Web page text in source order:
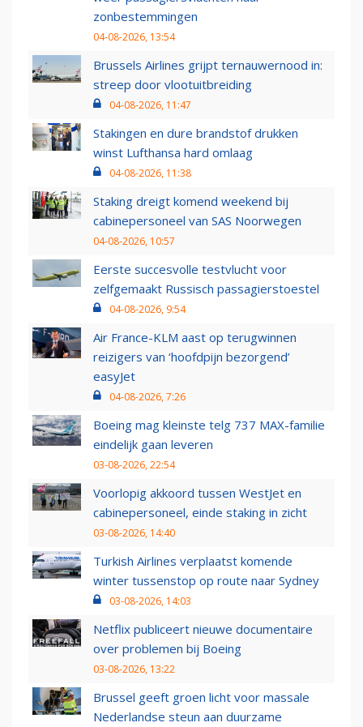
zonbestemmingen
04-08-2026, 13:54
Brussels Airlines grijpt ternauwernood in:
streep door vlootuitbreiding
04-08-2026, 11:47
Stakingen en dure brandstof drukken
winst Lufthansa hard omlaag
04-08-2026, 11:38
Staking dreigt komend weekend bij
cabinepersoneel van SAS Noorwegen
04-08-2026, 10:57
Eerste succesvolle testvlucht voor
zelfgemaakt Russisch passagierstoestel
04-08-2026, 9:54
Air France-KLM aast op terugwinnen
reizigers van ‘hoofdpijn bezorgend’
easyJet
04-08-2026, 7:26
Boeing mag kleinste telg 737 MAX-familie
eindelijk gaan leveren
03-08-2026, 22:54
Voorlopig akkoord tussen WestJet en
cabinepersoneel, einde staking in zicht
03-08-2026, 14:40
Turkish Airlines verplaatst komende
winter tussenstop op route naar Sydney
03-08-2026, 14:03
Netflix publiceert nieuwe documentaire
over problemen bij Boeing
03-08-2026, 13:22
Brussel geeft groen licht voor massale
Nederlandse steun aan duurzame